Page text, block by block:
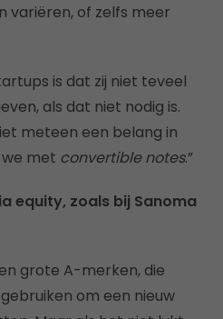
variëren, of zelfs meer
is dat zij niet teveel
als dat niet nodig is.
meteen een belang in
met convertible notes.”
equity, zoals bij Sanoma
grote A-merken, die
om een nieuw